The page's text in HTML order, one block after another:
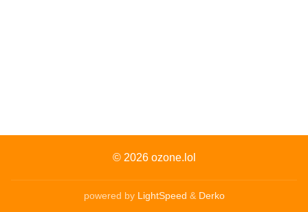
© 2026 ozone.lol
powered by LightSpeed & Derko